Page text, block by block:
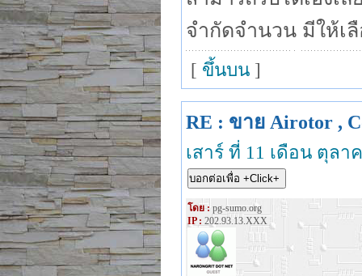
จำกัดจำนวน มีให้เ
[ ขึ้นบน ]
RE : ขาย Airotor ,
เสาร์ ที่ 11 เดือน ตุลา
โดย :pg-sumo.org
IP : 202.93.13.XXX